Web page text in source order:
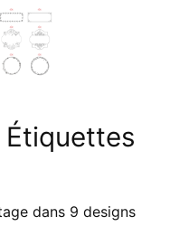
dans 9 designs